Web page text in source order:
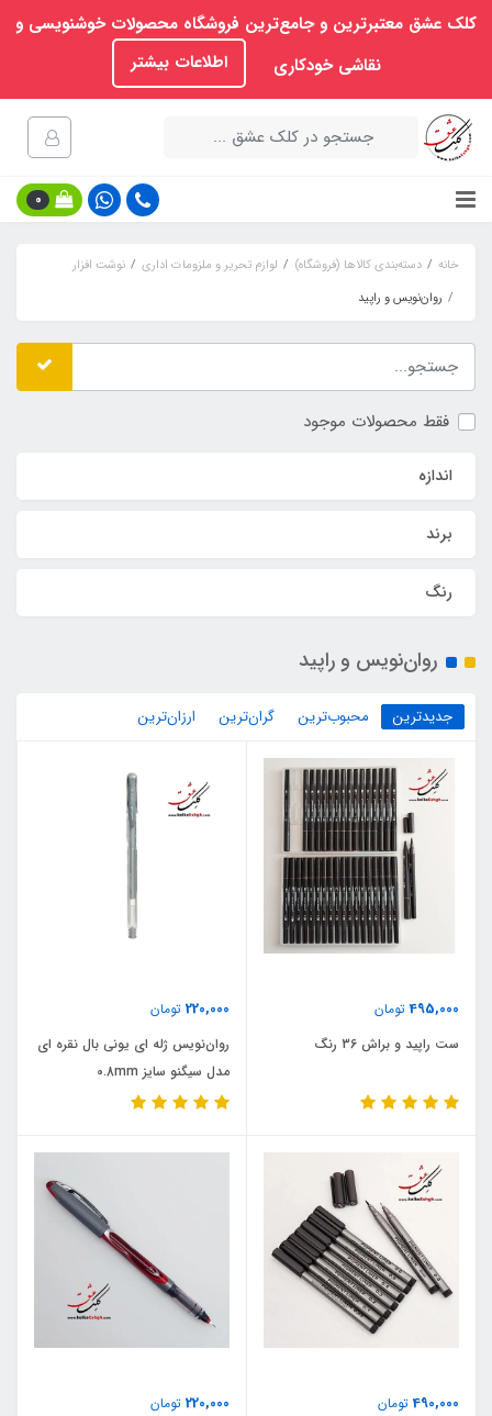
کلک عشق معتبرترین و جامع‌ترین فروشگاه محصولات خوشنویسی و
نقاشی خودکاری
اطلاعات بیشتر
0
خانه دسته‌بندی کالاها (فروشگاه) لوازم تحریر و ملزومات اداری
نوشت افزار
روان‌نویس و راپید
فقط محصولات موجود
اندازه
برند
رنگ
روان‌نویس و راپید
جدیدترین محبوب‌ترین گران‌ترین ارزان‌ترین
495,000 تومان
ست راپید و براش 36 رنگ
220,000 تومان
روان‌نویس ژله ‏ای یونی‏ بال نقره ای
مدل سیگنو سایز 0.8mm
490,000 تومان
220,000 تومان